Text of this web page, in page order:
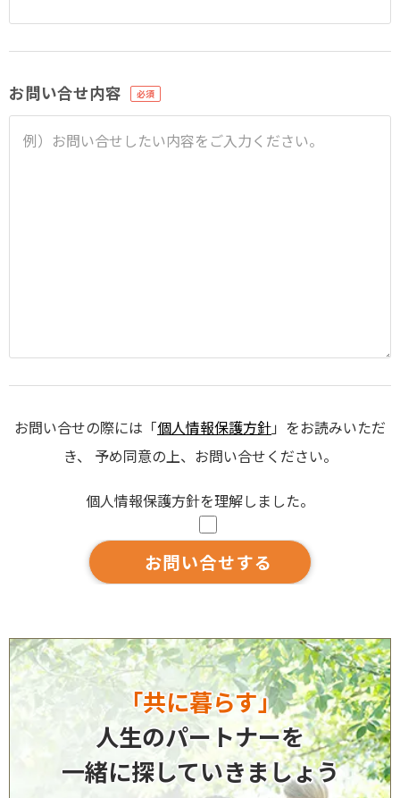
お問い合せ内容
お問い合せの際には「個人情報保護方針」をお読みいただ
き、 予め同意の上、お問い合せください。
個人情報保護方針を理解しました。
「共に暮らす」
人生のパートナーを
一緒に探していきましょう